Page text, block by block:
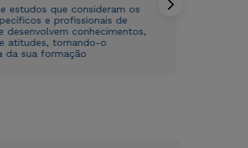
estudos que consideram os
e profissionais de
desenvolvem conhecimentos,
atitudes, tornando-o
da sua formação